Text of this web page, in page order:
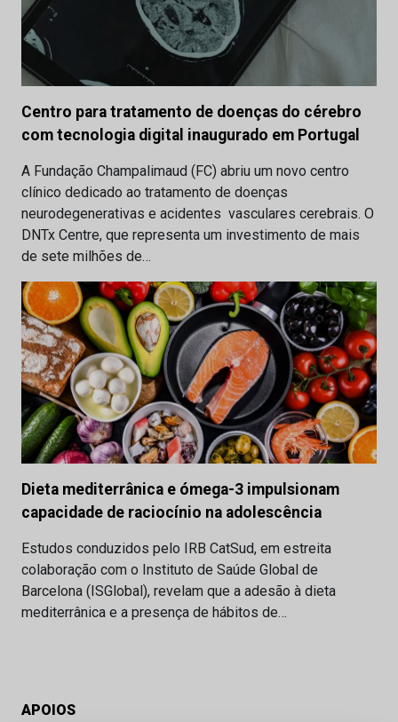
Centro para tratamento de doenças do cérebro
com tecnologia digital inaugurado em Portugal
A Fundação Champalimaud (FC) abriu um novo centro
clínico dedicado ao tratamento de doenças
neurodegenerativas e acidentes vasculares cerebrais. O
DNTx Centre, que representa um investimento de mais
de sete milhões de…
Dieta mediterrânica e ómega-3 impulsionam
capacidade de raciocínio na adolescência
Estudos conduzidos pelo IRB CatSud, em estreita
colaboração com o Instituto de Saúde Global de
Barcelona (ISGlobal), revelam que a adesão à dieta
mediterrânica e a presença de hábitos de…
APOIOS